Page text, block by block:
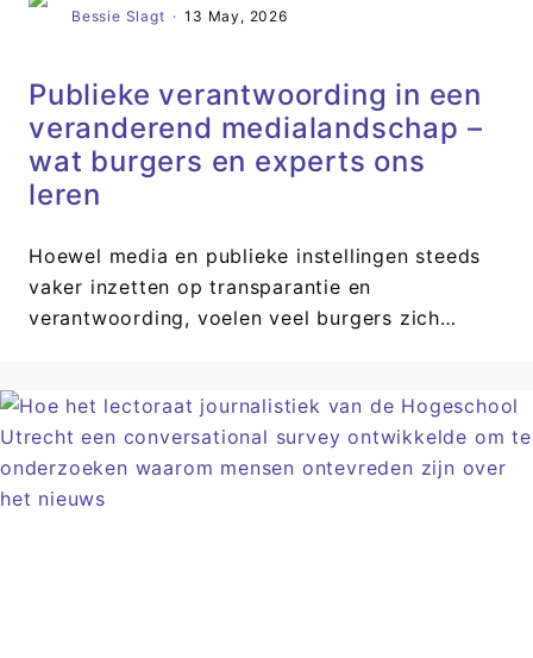
Bessie Slagt · 13 May, 2026
Publieke verantwoording in een
veranderend medialandschap –
wat burgers en experts ons
leren
Hoewel media en publieke instellingen steeds
vaker inzetten op transparantie en
verantwoording, voelen veel burgers zich…